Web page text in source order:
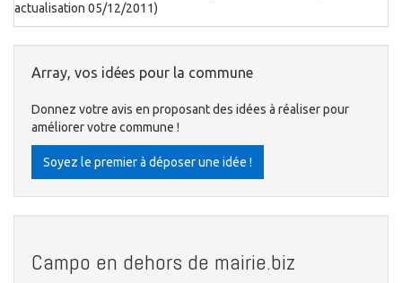
actualisation 05/12/2011)
Array, vos idées pour la commune
Donnez votre avis en proposant des idées à réaliser pour
améliorer votre commune !
Soyez le premier à déposer une idée !
Campo en dehors de mairie.biz